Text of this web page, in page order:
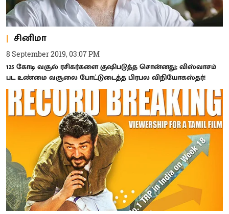
சினிமா
8 September 2019, 03:07 PM
125 கோடி வசூல் ரசிகர்களை குஷிபடுத்த சொன்னது; விஸ்வாசம்
பட உண்மை வசூலை போட்டுடைத்த பிரபல விநியோகஸ்தர்!